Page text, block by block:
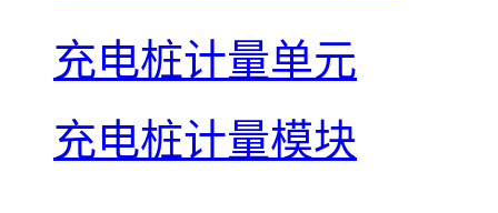
充电桩计量单元
充电桩计量模块